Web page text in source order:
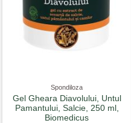
Spondiloza
Gel Gheara Diavolului, Untul
Pamantului, Salcie, 250 ml,
Biomedicus